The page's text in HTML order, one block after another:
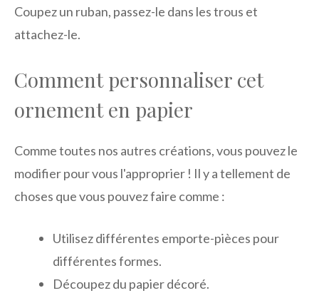
Coupez un ruban, passez-le dans les trous et
attachez-le.
Comment personnaliser cet
ornement en papier
Comme toutes nos autres créations, vous pouvez le
modifier pour vous l'approprier ! Il y a tellement de
choses que vous pouvez faire comme :
Utilisez différentes emporte-pièces pour
différentes formes.
Découpez du papier décoré.